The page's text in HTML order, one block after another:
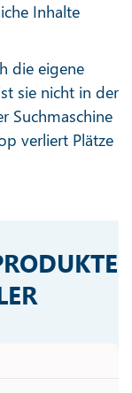
Inhalte
die eigene
sie nicht in der
Suchmaschine
verliert Plätze